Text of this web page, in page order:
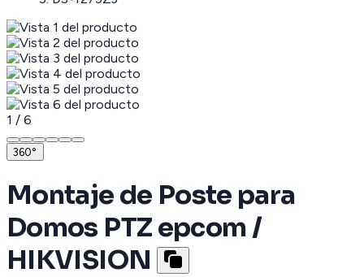
1 / 6
360°
Montaje de Poste para
Domos PTZ epcom /
HIKVISION